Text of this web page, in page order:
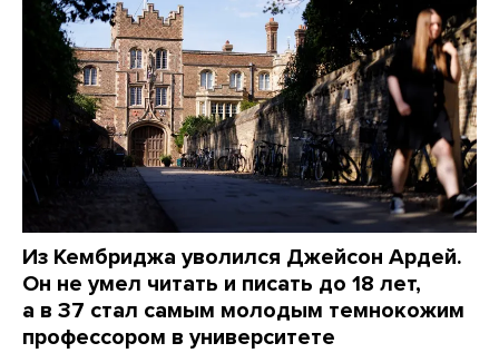
Из Кембриджа уволился Джейсон Ардей.
Он не умел читать и писать до 18 лет,
а в 37 стал самым молодым темнокожим
профессором в университете